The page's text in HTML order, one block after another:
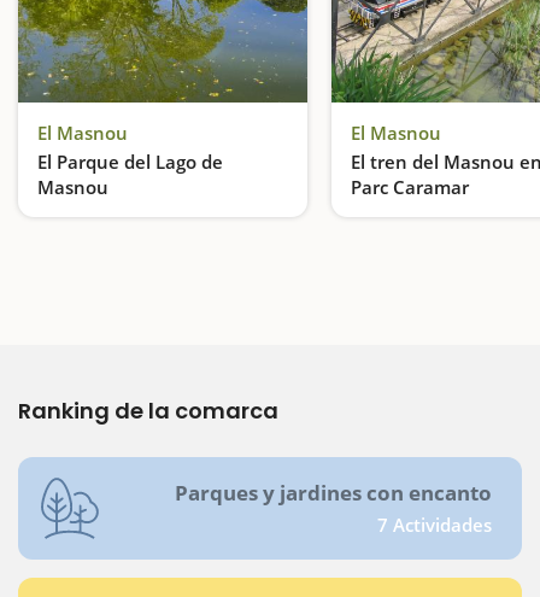
El Masnou
El Parque del Lago de
Masnou
Un parque neoclásico
El Masnou
El tren del Masnou
Parc Caramar
Ranking de la comarca
Parques y jardines con encanto
7 Actividades